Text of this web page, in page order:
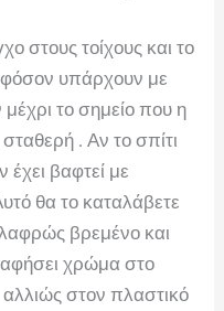
στους τοίχους και το
υπάρχουν με
το σημείο που η
σταθερή . Αν το σπίτι
έχει βαφτεί με
θα το καταλάβετε
βρεμένο και
αφήσει χρώμα στο
στον πλαστικό